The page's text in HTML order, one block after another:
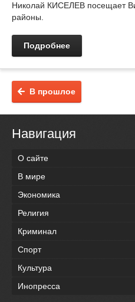
Николай КИСЕЛЕВ посещает
районы.
Подробнее
В прошлое
Навигация
О сайте
В мире
Экономика
Религия
Криминал
Спорт
Культура
Инопресса